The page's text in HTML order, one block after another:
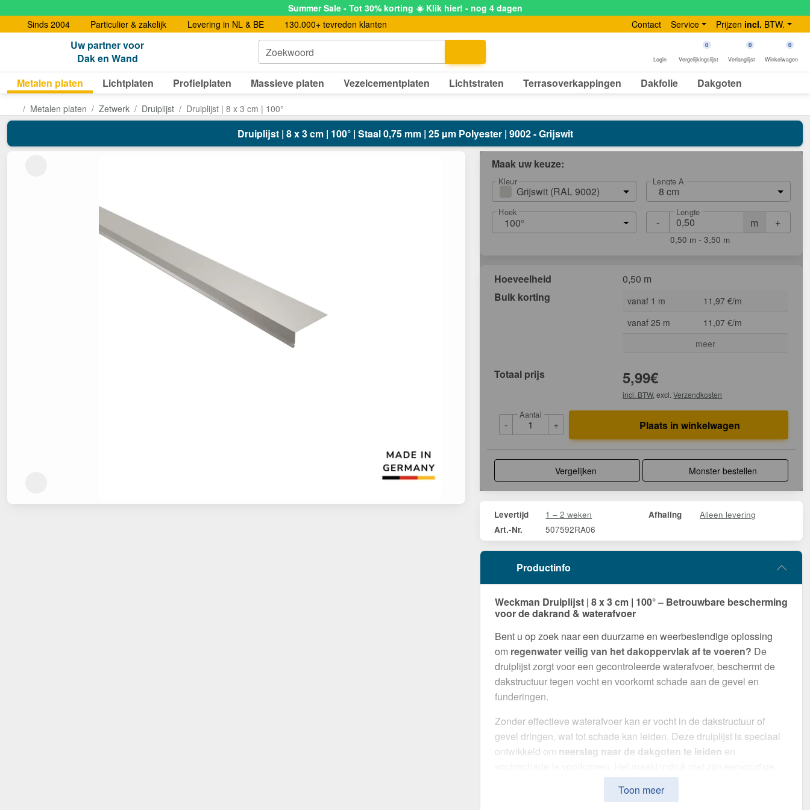
Summer Sale - Tot 30% korting ☀️ Klik hier! - nog 4 dagen
Sinds 2004
Particulier & zakelijk Levering in NL & BE 130.000+ tevreden klanten Contact Service Prijzen incl. BTW.
Uw partner voor
Dak en Wand
Zoekwoord
Login
0
Vergelijkingslijst
0
Verlanglijst
0
Winkelwagen
Metalen platen Lichtplaten Profielplaten Massieve platen Vezelcementplaten Lichtstraten Terrasoverkappingen Dakfolie Dakgoten
Metalen platen Zetwerk Druiplijst Druiplijst | 8 x 3 cm | 100°
Druiplijst | 8 x 3 cm | 100° | Staal 0,75 mm | 25 µm Polyester | 9002 - Grijswit
Maak uw keuze:
Kleur
Grijswit (RAL 9002)
Lengte A
8 cm
Hoek
100° - m
Lengte
+
0,50 m - 3,50 m
Hoeveelheid
0,50 m
Bulk korting
vanaf 1 m
11,97 €/m
vanaf 25 m
11,07 €/m
meer
Totaal prijs 5,99€
incl. BTW, excl.Verzendkosten
-
Aantal
+ Plaats in winkelwagen
Vergelijken Monster bestellen
Levertijd 1 – 2 weken Afhaling Alleen levering
Art.-Nr. 507592RA06
Productinfo
Weckman Druiplijst | 8 x 3 cm | 100° – Betrouwbare bescherming
voor de dakrand & waterafvoer
Bent u op zoek naar een duurzame en weerbestendige oplossing
om regenwater veilig van het dakoppervlak af te voeren? De
druiplijst zorgt voor een gecontroleerde waterafvoer, beschermt de
dakstructuur tegen vocht en voorkomt schade aan de gevel en
funderingen.
Zonder effectieve waterafvoer kan er vocht in de dakstructuur of
gevel dringen, wat tot schade kan leiden. Deze druiplijst is speciaal
ontwikkeld om neerslag naar de dakgoten te leiden en
montage, hoge weerstand en robuuste coating.
met eenmateriaaldikte van 0,75 mm
Toon meer